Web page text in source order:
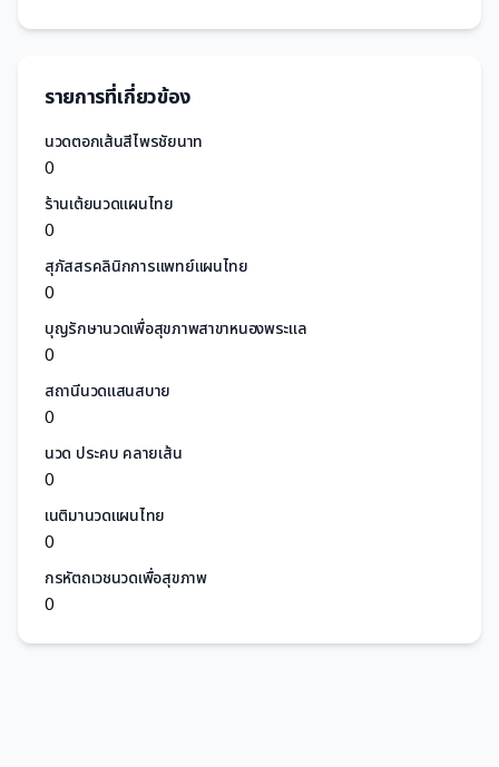
รายการที่เกี่ยวข้อง
นวดตอกเส้นสีไพรชัยนาท
0
ร้านเต้ยนวดแผนไทย
0
สุภัสสรคลินิกการแพทย์แผนไทย
0
บุญรักษานวดเพื่อสุขภาพสาขาหนองพระแล
0
สถานีนวดแสนสบาย
0
นวด ประคบ คลายเส้น
0
เนติมานวดแผนไทย
0
กรหัตถเวชนวดเพื่อสุขภาพ
0